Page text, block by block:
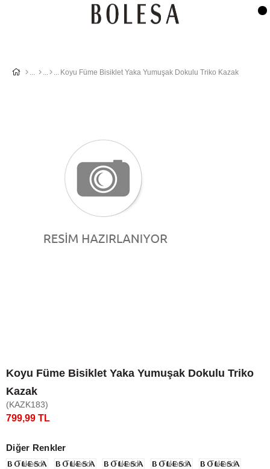
Koyu Füme Bisiklet Yaka Yumuşak Dokulu Triko Kazak
Koyu Füme Bisiklet Yaka Yumuşak Dokulu Triko
Kazak
(KAZK183)
799,99 TL
Diğer Renkler
Tükendi Tükendi Tükendi Tükendi Tükendi